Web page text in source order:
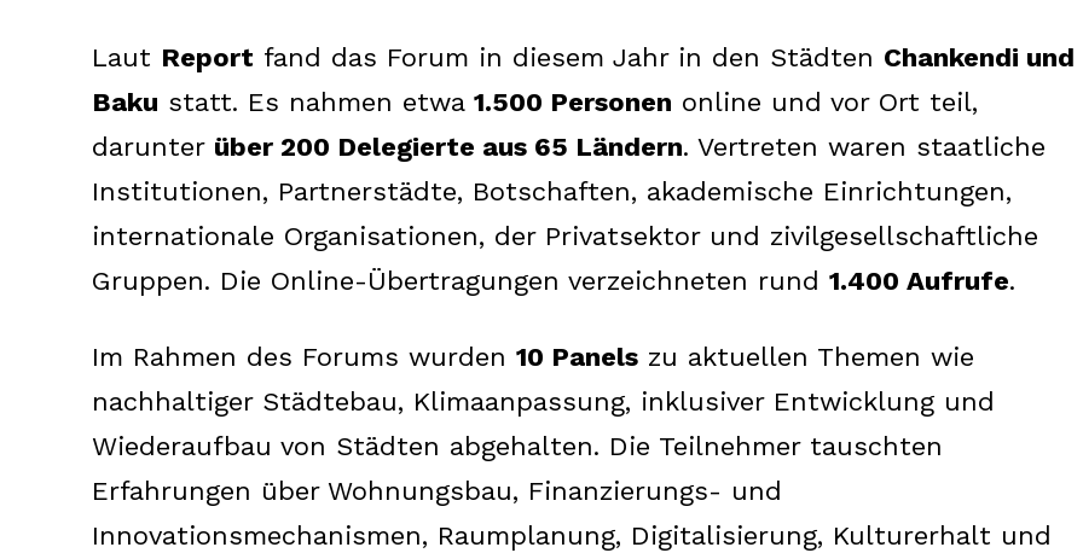
Laut Report fand das Forum in diesem Jahr in den Städten Chankendi und
Baku statt. Es nahmen etwa 1.500 Personen online und vor Ort teil,
darunter über 200 Delegierte aus 65 Ländern. Vertreten waren staatliche
Institutionen, Partnerstädte, Botschaften, akademische Einrichtungen,
internationale Organisationen, der Privatsektor und zivilgesellschaftliche
Gruppen. Die Online-Übertragungen verzeichneten rund 1.400 Aufrufe.
Im Rahmen des Forums wurden 10 Panels zu aktuellen Themen wie
nachhaltiger Städtebau, Klimaanpassung, inklusiver Entwicklung und
Wiederaufbau von Städten abgehalten. Die Teilnehmer tauschten
Erfahrungen über Wohnungsbau, Finanzierungs- und
Innovationsmechanismen, Raumplanung, Digitalisierung, Kulturerhalt und